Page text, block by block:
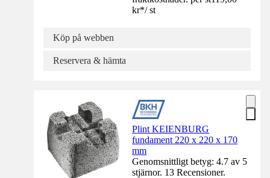
kr*/ st
Köp på webben
Reservera & hämta
Plint KEIENBURG
fundament 220 x 220 x 170
mm
Genomsnittligt betyg: 4.7 av 5
stjärnor. 13 Recensioner.